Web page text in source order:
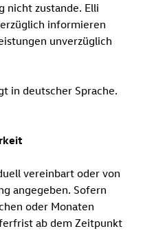
nicht zustande. Elli
informieren
unverzüglich
in deutscher Sprache.
vereinbart oder von
angegeben. Sofern
oder Monaten
ab dem Zeitpunkt